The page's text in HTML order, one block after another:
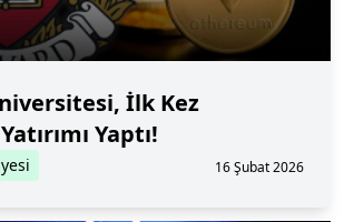
İlk Kez
Yaptı!
16 Şubat 2026